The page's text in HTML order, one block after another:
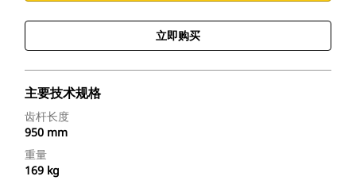
立即购买
主要技术规格
齿杆长度
950 mm
重量
169 kg